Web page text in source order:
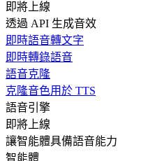
即將上線
透過 API 生成音效
即時語音轉文字
即時轉錄語音
語音克隆
克隆音色用於 TTS
語音引擎
即將上線
讓智能體具備語音能力
智能體